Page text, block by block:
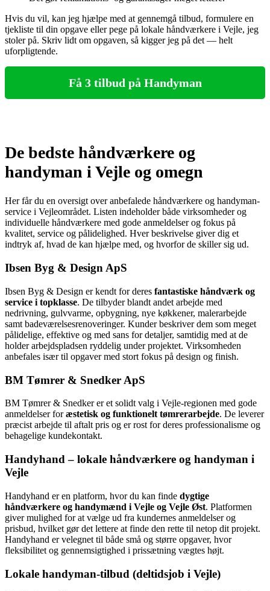
Hvis du vil, kan jeg hjælpe med at gennemgå tilbud, formulere en
tjekliste til din opgave eller pege på lokale håndværkere i Vejle, jeg
stoler på. Skriv lidt om opgaven, så kigger jeg på det — helt
uforpligtende.
Få 3 tilbud på Handyman
De bedste håndværkere og
handyman i Vejle og omegn
Her får du en oversigt over anbefalede håndværkere og handyman-
service i Vejleområdet. Listen indeholder både virksomheder og
individuelle håndværkere med gode anmeldelser og fokus på
kvalitet, service og pålidelighed. Hver beskrivelse giver dig et
indtryk af, hvad de kan hjælpe med, og hvorfor de skiller sig ud.
Ibsen Byg & Design ApS
Ibsen Byg & Design er kendt for deres fantastiske håndværk og
service i topklasse. De tilbyder blandt andet arbejde med
nedrivning, gulvvarme, opbygning, nye køkkener, malerarbejde
samt badeværelsesrenoveringer. Kunder beskriver dem som meget
pålidelige, effektive og med sans for detaljer, samtidig med at de
holder arbejdspladsen ryddelig under projektet. Virksomheden
anbefales især til opgaver med stort fokus på design og finish.
BM Tømrer & Snedker ApS
BM Tømrer & Snedker er et solidt valg i Vejle-regionen med gode
anmeldelser foræstetisk og funktionelt tømrerarbejde. De leverer
præcist arbejde til aftalt pris og er rost for deres professionalisme og
behagelige kundekontakt.
Handyhand – lokale håndværkere og handyman i
Vejle
Handyhand er en platform, hvor du kan finde dygtige
håndværkere og handymænd i Vejle og Vejle Øst. Platformen
giver mulighed for at vælge ud fra kundernes anmeldelser og
prisbud, hvilket gør det lettere at finde den rette til netop dit projekt.
Handyhand er velegnet til både små og større opgaver, hvor
fleksibilitet og gennemsigtighed i prissætning vægtes højt.
Lokale handyman-tilbud (deltidsjob i Vejle)